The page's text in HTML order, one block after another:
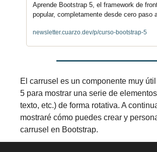
Aprende Bootstrap 5, el framework de
popular, completamente desde cero paso
newsletter.cuarzo.dev/p/curso-bootstrap-5
El carrusel es un componente muy
5 para mostrar una serie de
texto, etc.) de forma rotativa. A
mostraré cómo puedes crear y
carrusel en Bootstrap.